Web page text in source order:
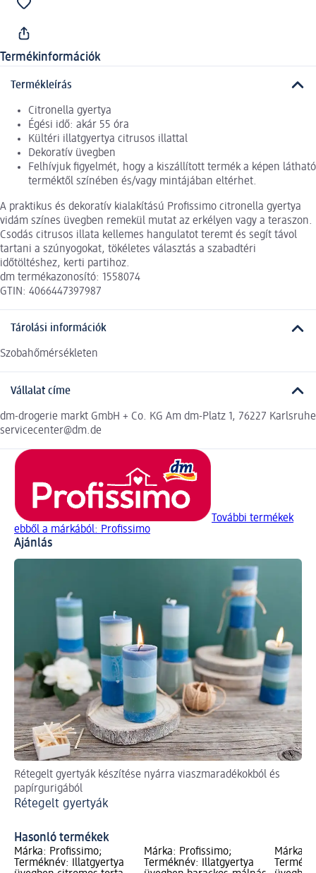
Termékinformációk
Termékleírás
Citronella gyertya
Égési idő: akár 55 óra
Kültéri illatgyertya citrusos illattal
Dekoratív üvegben
Felhívjuk figyelmét, hogy a kiszállított termék a képen látható
terméktől színében és/vagy mintájában eltérhet.
A praktikus és dekoratív kialakítású Profissimo citronella gyertya
vidám színes üvegben remekül mutat az erkélyen vagy a teraszon.
Csodás citrusos illata kellemes hangulatot teremt és segít távol
tartani a szúnyogokat, tökéletes választás a szabadtéri
időtöltéshez, kerti partihoz.
dm termékazonosító: 1558074
GTIN: 4066447397987
Tárolási információk
Szobahőmérsékleten
Vállalat címe
dm-drogerie markt GmbH + Co. KG Am dm-Platz 1, 76227 Karlsruhe
servicecenter@dm.de
További termékek
ebből a márkából: Profissimo
Ajánlás
Rétegelt gyertyák készítése nyárra viaszmaradékokból és
papírgurigából
Rétegelt gyertyák
Hasonló termékek
Márka: Profissimo;
Terméknév: Illatgyertya
Márka: Profissimo;
Terméknév: Illatgyertya
Márka: